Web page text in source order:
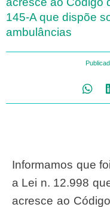
145-A que dispõe
ambulâncias
Informamos que foi publicada no DOU de hoje,
a Lei n. 12.998
acresce ao